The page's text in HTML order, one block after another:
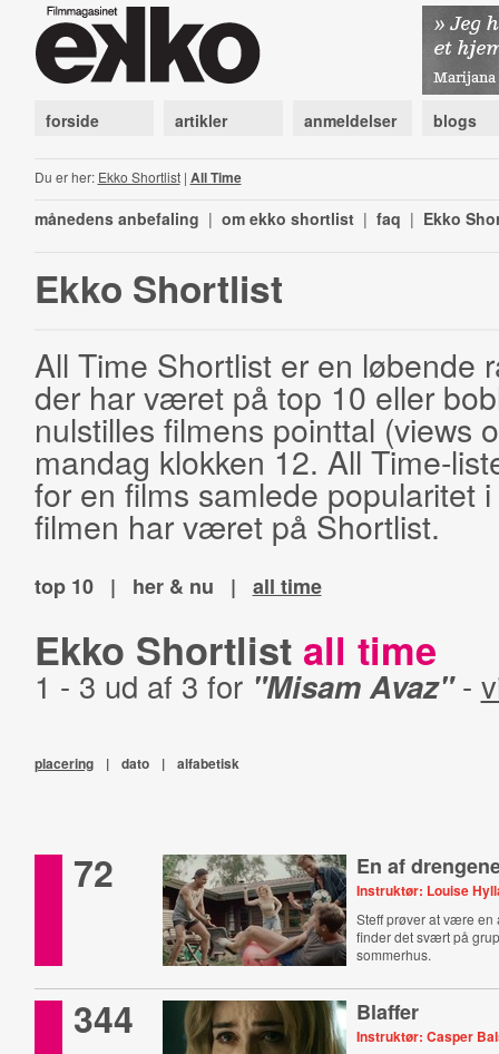
forside artikler anmeldelser blogs
Du er her: Ekko Shortlist| All Time
månedens anbefaling | om ekko shortlist | faq | Ekko
Ekko Shortlist
All Time Shortlist er en løbende
der har været på top 10 eller
nulstilles filmens pointtal (views
mandag klokken 12. All Time-
for en films samlede popularitet
filmen har været på Shortlist.
top 10 | her & nu | all time
Ekko Shortlist all time
1 - 3 ud af 3 for "Misam Avaz"-
placering | dato | alfabetisk
72 En af
Instruktør: Louise
Steff prøver at være en
finder det svært på
sommerhus.
344 Blaffer
Instruktør: Casper